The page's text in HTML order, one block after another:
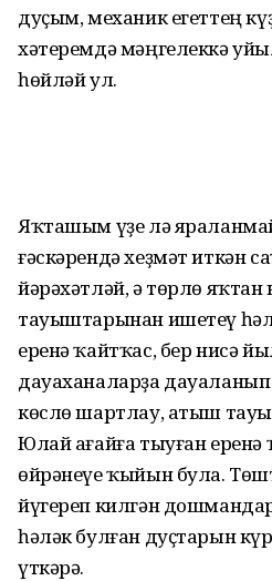
дуҫым, механик егеттең
хәтеремдә мәңгелеккә
һөйләй ул.
Яҡташым үҙе лә
ғәскәрендә хеҙмәт иткән
йәрәхәтләй, ә төрлө
тауыштарынан ишетеү
еренә ҡайт­ҡас, бер нисә
дауаханаларҙа
көслө шартлау, атыш
Юлай ағайға тыуған
өйрәнеүе ҡыйын була.
йүгереп килгән
һәләк булған дуҫтарын
үткәрә.